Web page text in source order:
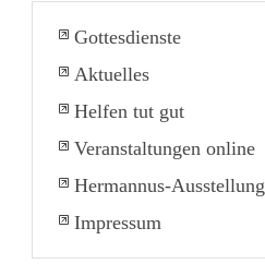
Gottesdienste
Aktuelles
Helfen tut gut
Veranstaltungen online
Hermannus-Ausstellung
Impressum